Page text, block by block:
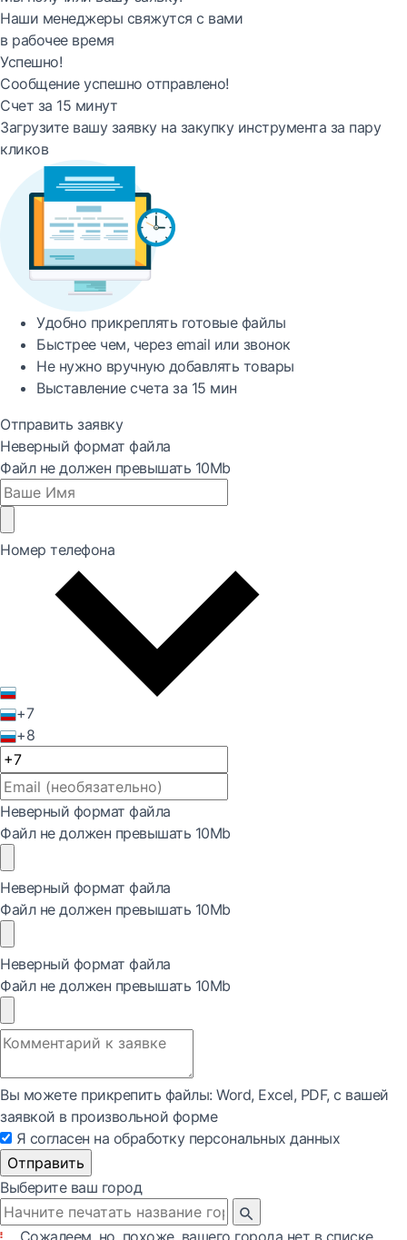
Наши менеджеры свяжутся с вами
в рабочее время
Успешно!
Сообщение успешно отправлено!
Счет за 15 минут
Загрузите вашу заявку на закупку инструмента за пару
кликов
Удобно прикреплять готовые файлы
Быстреечем, через email или звонок
Не нужно вручную добавлять товары
Выставление счета за 15 мин
Отправить заявку
Неверный формат файла
Файл не должен превышать 10Mb
Номер телефона
+7
+8
Неверный формат файла
Файл не должен превышать 10Mb
Неверный формат файла
Файл не должен превышать 10Mb
Неверный формат файла
Файл не должен превышать 10Mb
Вы можете прикрепить файлы: Word, Exсel, PDF, с вашей
заявкой в произвольной форме
Я согласен на обработку персональных данных
Отправить
Выберите ваш город